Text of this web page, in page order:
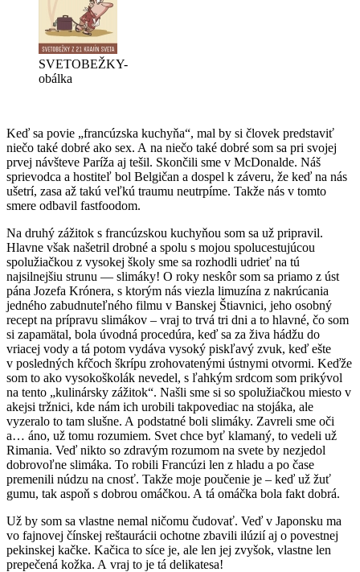
SVETOBEŽKY-
obálka
Keď sa povie „francúzska kuchyňa“, mal by si človek predstaviť
niečo také dobré ako sex. A na niečo také dobré som sa pri svojej
prvej návšteve Paríža aj tešil. Skončili sme v McDonalde. Náš
sprievodca a hostiteľ bol Belgičan a dospel k záveru, že keď na nás
ušetrí, zasa až takú veľkú traumu neutrpíme. Takže nás v tomto
smere odbavil fastfoodom.
Na druhý zážitok s francúzskou kuchyňou som sa už pripravil.
Hlavne však našetril drobné a spolu s mojou spolucestujúcou
spolužiačkou z vysokej školy sme sa rozhodli udrieť na tú
najsilnejšiu strunu — slimáky! O roky neskôr som sa priamo z úst
pána Jozefa Krónera, s ktorým nás viezla limuzína z nakrúcania
jedného zabudnuteľného filmu v Banskej Štiavnici, jeho osobný
recept na prípravu slimákov – vraj to trvá tri dni a to hlavné, čo som
si zapamätal, bola úvodná procedúra, keď sa za živa hádžu do
vriacej vody a tá potom vydáva vysoký piskľavý zvuk, keď ešte
v posledných kŕčoch škrípu zrohovatenými ústnymi otvormi. Keďže
som to ako vysokoškolák nevedel, s ľahkým srdcom som prikývol
na tento „kulinársky zážitok“. Našli sme si so spolužiačkou miesto v
akejsi tržnici, kde nám ich urobili takpovediac na stojáka, ale
vyzeralo to tam slušne. A podstatné boli slimáky. Zavreli sme oči
a… áno, už tomu rozumiem. Svet chce byť klamaný, to vedeli už
Rimania. Veď nikto so zdravým rozumom na svete by nezjedol
dobrovoľne slimáka. To robili Francúzi len z hladu a po čase
premenili núdzu na cnosť. Takže moje poučenie je – keď už žuť
gumu, tak aspoň s dobrou omáčkou. A tá omáčka bola fakt dobrá.
Už by som sa vlastne nemal ničomu čudovať. Veď v Japonsku ma
vo fajnovej čínskej reštaurácii ochotne zbavili ilúzií aj o povestnej
pekinskej kačke. Kačica to síce je, ale len jej zvyšok, vlastne len
prepečená kožka. A vraj to je tá delikatesa!